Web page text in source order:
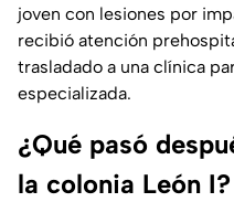
joven con lesiones por
recibió atención
trasladado a una clínica
especializada.
¿Qué pasó
la colonia León I?